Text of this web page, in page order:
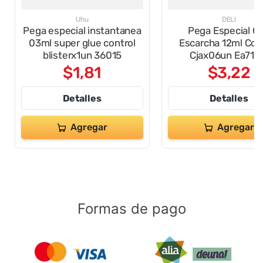
Uhu
Pega especial instantanea
03ml super glue control
blisterx1un 36015
$1,81
Detalles
Agregar
DELI
Pega Especial
Escarcha 12ml
Cjax06un
$3,22
Detalles
Agregar
Formas de pago